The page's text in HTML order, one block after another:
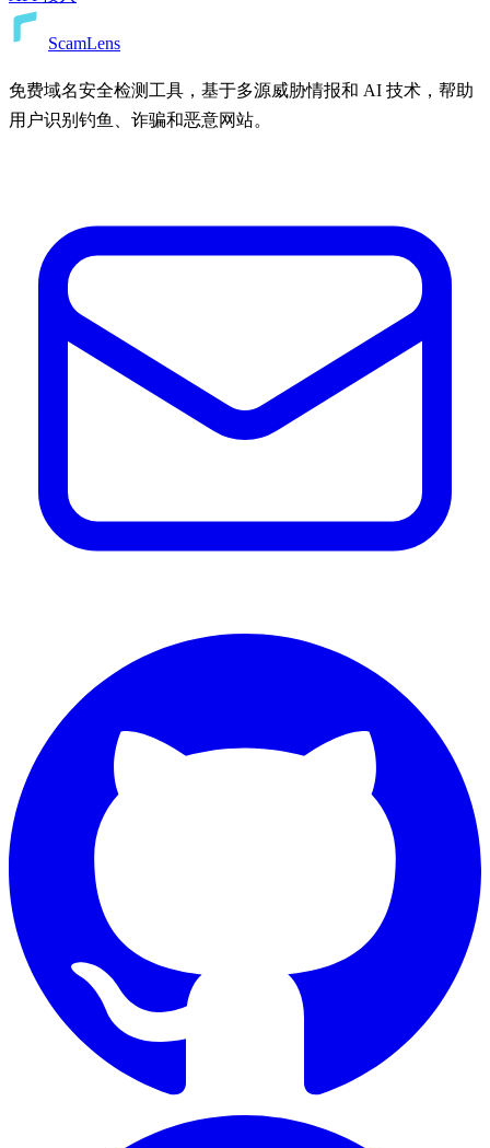
ScamLens
免费域名安全检测工具，基于多源威胁情报和 AI 技术，帮助
用户识别钓鱼、诈骗和恶意网站。